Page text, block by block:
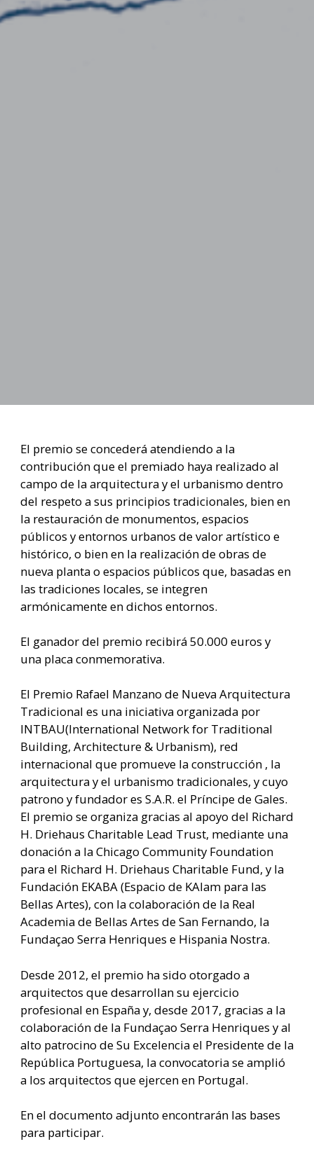
El premio se concederá atendiendo a la
contribución que el premiado haya realizado al
campo de la arquitectura y el urbanismo dentro
del respeto a sus principios tradicionales, bien en
la restauración de monumentos, espacios
públicos y entornos urbanos de valor artístico e
histórico, o bien en la realización de obras de
nueva planta o espacios públicos que, basadas en
las tradiciones locales, se integren
armónicamente en dichos entornos.
El ganador del premio recibirá 50.000 euros y
una placa conmemorativa.
El Premio Rafael Manzano de Nueva Arquitectura
Tradicional es una iniciativa organizada por
INTBAU(International Network for Traditional
Building, Architecture & Urbanism), red
internacional que promueve la construcción , la
arquitectura y el urbanismo tradicionales, y cuyo
patrono y fundador es S.A.R. el Príncipe de Gales.
El premio se organiza gracias al apoyo del Richard
H. Driehaus Charitable Lead Trust, mediante una
donación a la Chicago Community Foundation
para el Richard H. Driehaus Charitable Fund, y la
Fundación EKABA (Espacio de KAlam para las
Bellas Artes), con la colaboración de la Real
Academia de Bellas Artes de San Fernando, la
Fundaçao Serra Henriques e Hispania Nostra.
Desde 2012, el premio ha sido otorgado a
arquitectos que desarrollan su ejercicio
profesional en España y, desde 2017, gracias a la
colaboración de la Fundaçao Serra Henriques y al
alto patrocino de Su Excelencia el Presidente de la
República Portuguesa, la convocatoria se amplió
a los arquitectos que ejercen en Portugal.
En el documento adjunto encontrarán las bases
para participar.